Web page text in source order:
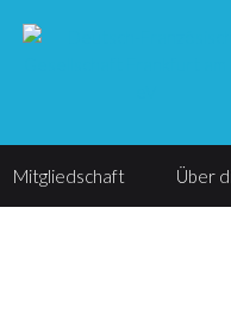
Mitgliedschaft Über